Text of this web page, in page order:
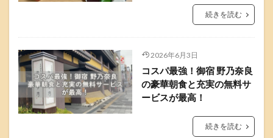
続きを読む
2026年6月3日
コスパ最強！御宿 野乃奈良
の豪華朝食と充実の無料サ
ービスが最高！
続きを読む